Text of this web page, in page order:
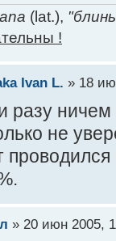
(lat.),
!
Ivan L. » 18
разу
не
» 20 июн 2005,